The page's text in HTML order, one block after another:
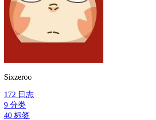
Sixzeroo
172 日志
9 分类
40 标签